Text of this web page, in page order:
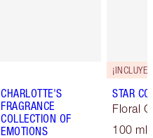
CHARLOTTE'S
FRAGRANCE
COLLECTION OF
EMOTIONS
STAR
Floral
100 ml